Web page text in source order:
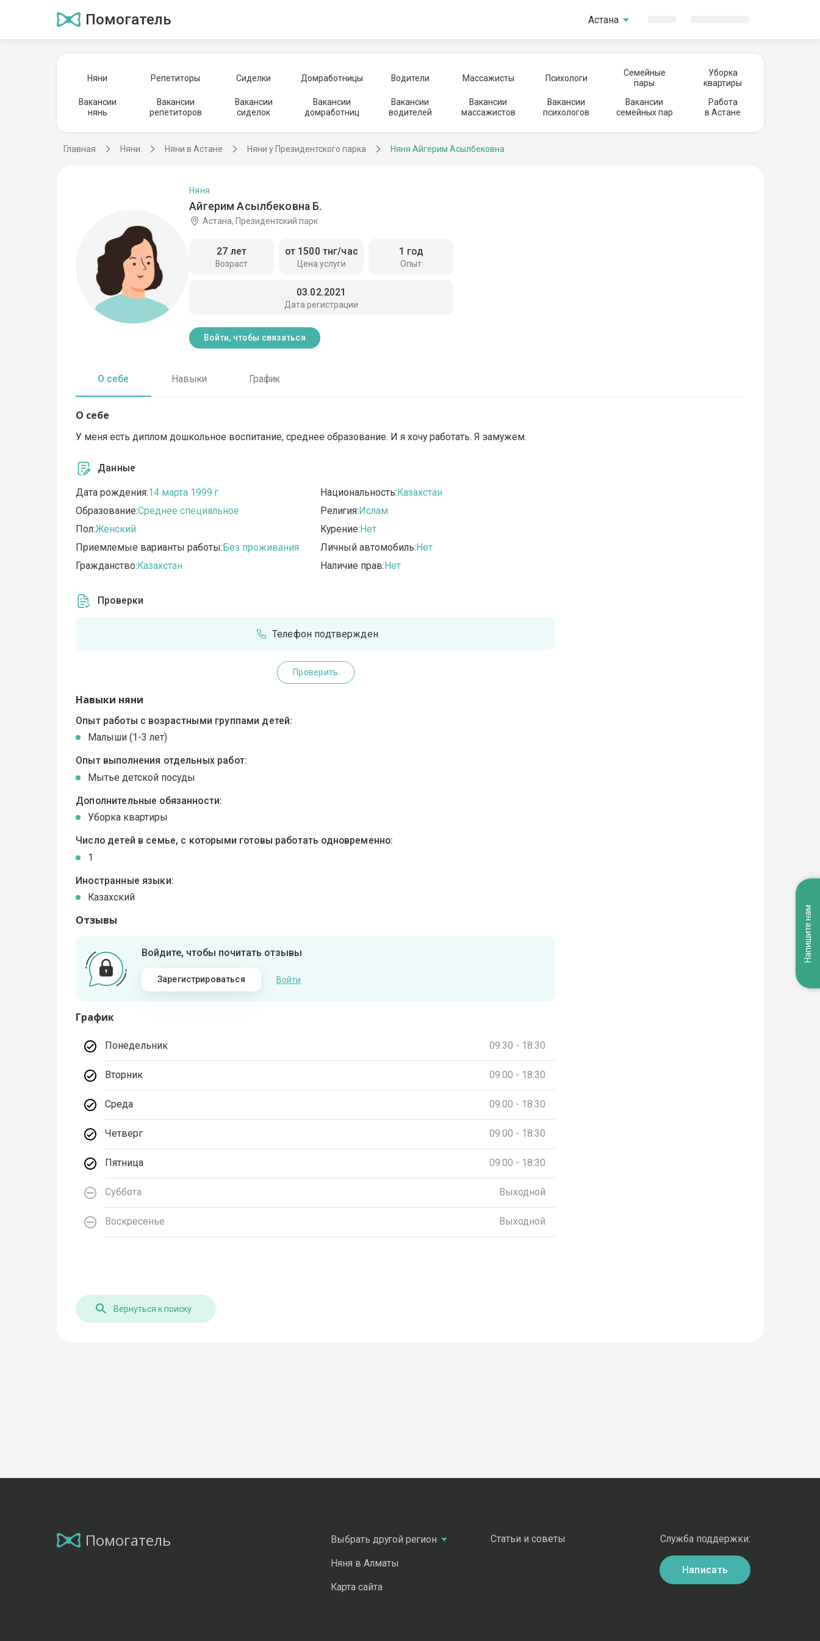
Помогатель Астана
Няни Репетиторы Сиделки Домработницы Водители Массажисты Психологи
Семейные
пары
Уборка
квартиры
Вакансии
нянь
Вакансии
репетиторов
Вакансии
сиделок
Вакансии
домработниц
Вакансии
водителей
Вакансии
массажистов
Вакансии
психологов
Вакансии
семейных пар
Работа
в Астане
Главная Няни Няни в Астане Няни у Президентского парка Няня Айгерим Асылбековна
Айгерим Асылбековна Б.
Няня
Астана, Президентский парк
Возраст
27 лет
Цена услуги
от 1500 тнг/час
Опыт
1 год
Дата регистрации
03.02.2021
Войти, чтобы связаться
О себе Навыки График
О себе
У меня есть диплом дошкольное воспитание, среднее образование. И я хочу работать. Я замужем.
Данные
Дата рождения:14 марта 1999 г.
Образование:Среднее специальное
Пол:Женский
Приемлемые варианты работы:Без проживания
Гражданство:Казахстан
Национальность:Казахстан
Религия:Ислам
Курение:Нет
Личный автомобиль:Нет
Наличие прав:Нет
Проверки
Телефон подтвержден
Проверить
Навыки няни
Опыт работы с возрастными группами детей:
Малыши (1-3 лет)
Опыт выполнения отдельных работ:
Мытье детской посуды
Дополнительные обязанности:
Уборка квартиры
Число детей в семье, с которыми готовы работать одновременно:
1
Иностранные языки:
Казахский
Отзывы
Войдите, чтобы почитать отзывы
Зарегистрироваться Войти
График
Понедельник 09:30 - 18:30
Вторник 09:00 - 18:30
Среда 09:00 - 18:30
Четверг 09:00 - 18:30
Пятница 09:00 - 18:30
Суббота Выходной
Воскресенье Выходной
Вернуться к поиску
Помогатель Выбрать другой регион
Няня в Алматы
Карта сайта
Статьи и советы Служба поддержки:
Написать
Напишите нам